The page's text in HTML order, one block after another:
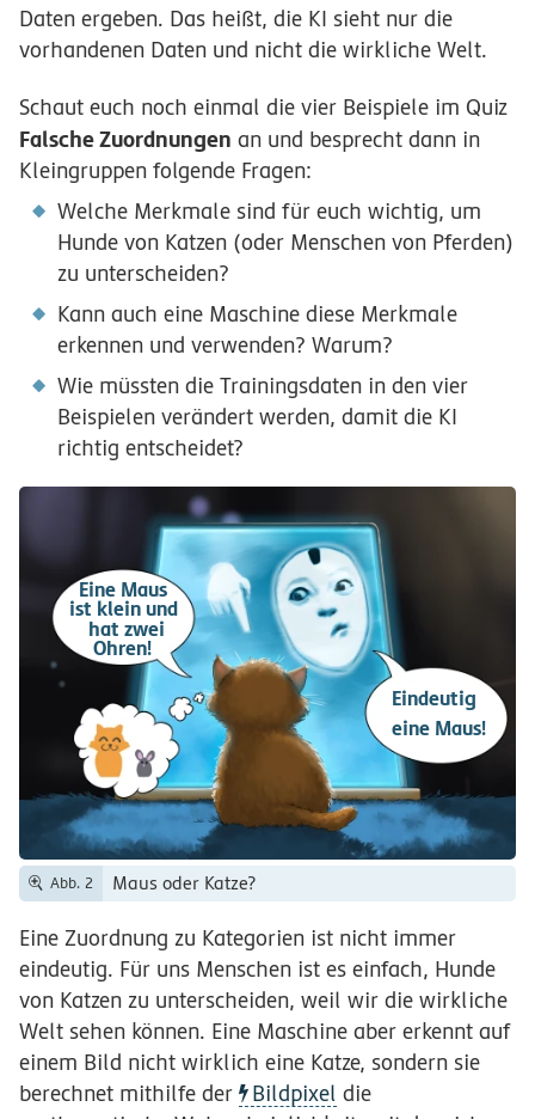
Daten ergeben. Das heißt, die KI sieht nur die
vorhandenen Daten und nicht die wirkliche Welt.
Schaut euch noch einmal die vier Beispiele im Quiz
Falsche Zuordnungen an und besprecht dann in
Kleingruppen folgende Fragen:
Welche Merkmale sind für euch wichtig, um
Hunde von Katzen (oder Menschen von Pferden)
zu unterscheiden?
Kann auch eine Maschine diese Merkmale
erkennen und verwenden? Warum?
Wie müssten die Trainingsdaten in den vier
Beispielen verändert werden, damit die KI
richtig entscheidet?
Eine Maus
ist klein und
hat zwei
Ohren!
Eindeutig
eine Maus!
Abb. 2 Maus oder Katze?
Eine Zuordnung zu Kategorien ist nicht immer
eindeutig. Für uns Menschen ist es einfach, Hunde
von Katzen zu unterscheiden, weil wir die wirkliche
Welt sehen können. Eine Maschine aber erkennt auf
einem Bild nicht wirklich eine Katze, sondern sie
berechnet mithilfe der
Bildpixel die